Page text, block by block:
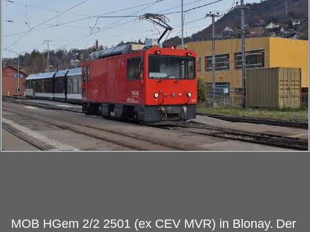
MOB HGem 2/2 2501 (ex CEV MVR) in Blonay. Der